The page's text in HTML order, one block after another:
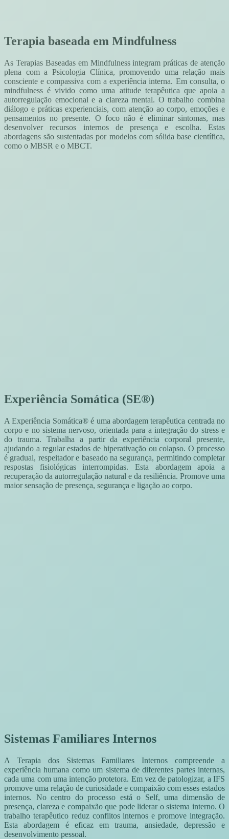
Terapia baseada em Mindfulness
As Terapias Baseadas em Mindfulness integram práticas de atenção
plena com a Psicologia Clínica, promovendo uma relação mais
consciente e compassiva com a experiência interna. Em consulta, o
mindfulness é vivido como uma atitude terapêutica que apoia a
autorregulação emocional e a clareza mental. O trabalho combina
diálogo e práticas experienciais, com atenção ao corpo, emoções e
pensamentos no presente. O foco não é eliminar sintomas, mas
desenvolver recursos internos de presença e escolha. Estas
abordagens são sustentadas por modelos com sólida base científica,
como o MBSR e o MBCT.
Experiência Somática (SE®)
A Experiência Somática® é uma abordagem terapêutica centrada no
corpo e no sistema nervoso, orientada para a integração do stress e
do trauma. Trabalha a partir da experiência corporal presente,
ajudando a regular estados de hiperativação ou colapso. O processo
é gradual, respeitador e baseado na segurança, permitindo completar
respostas fisiológicas interrompidas. Esta abordagem apoia a
recuperação da autorregulação natural e da resiliência. Promove uma
maior sensação de presença, segurança e ligação ao corpo.
Sistemas Familiares Internos
A Terapia dos Sistemas Familiares Internos compreende a
experiência humana como um sistema de diferentes partes internas,
cada uma com uma intenção protetora. Em vez de patologizar, a IFS
promove uma relação de curiosidade e compaixão com esses estados
internos. No centro do processo está o Self, uma dimensão de
presença, clareza e compaixão que pode liderar o sistema interno. O
trabalho terapêutico reduz conflitos internos e promove integração.
Esta abordagem é eficaz em trauma, ansiedade, depressão e
desenvolvimento pessoal.